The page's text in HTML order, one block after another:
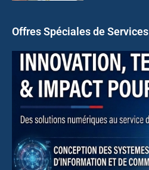
Offres Spéciales de Services